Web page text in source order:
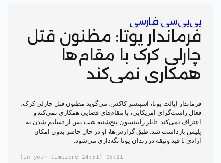
بی‌بی‌سی فارسی
فرماندار یوتا: مظنون قتل
چارلی کرک با مقام‌ها
همکاری نمی‌کند
فرماندار ایالت یوتا، اسپنسر کاکس، می‌گوید مظنون قتل چارلی کرک،
فعال راست‌گرای آمریکایی، با مقام‌های قضایی همکاری نمی‌کند و
اعتراف نمی‌کند. تایلر رابینسون پنج‌شنبه شب پس از تسلیم شدن به
پلیس بازداشت شد. طبق گزارش‌ها، او در حال حاضر بدون امکان
آزادی با قید وثیقه در زندان یوتا نگه‌داری می‌شود.
05:21
(24:51 in your timezone)